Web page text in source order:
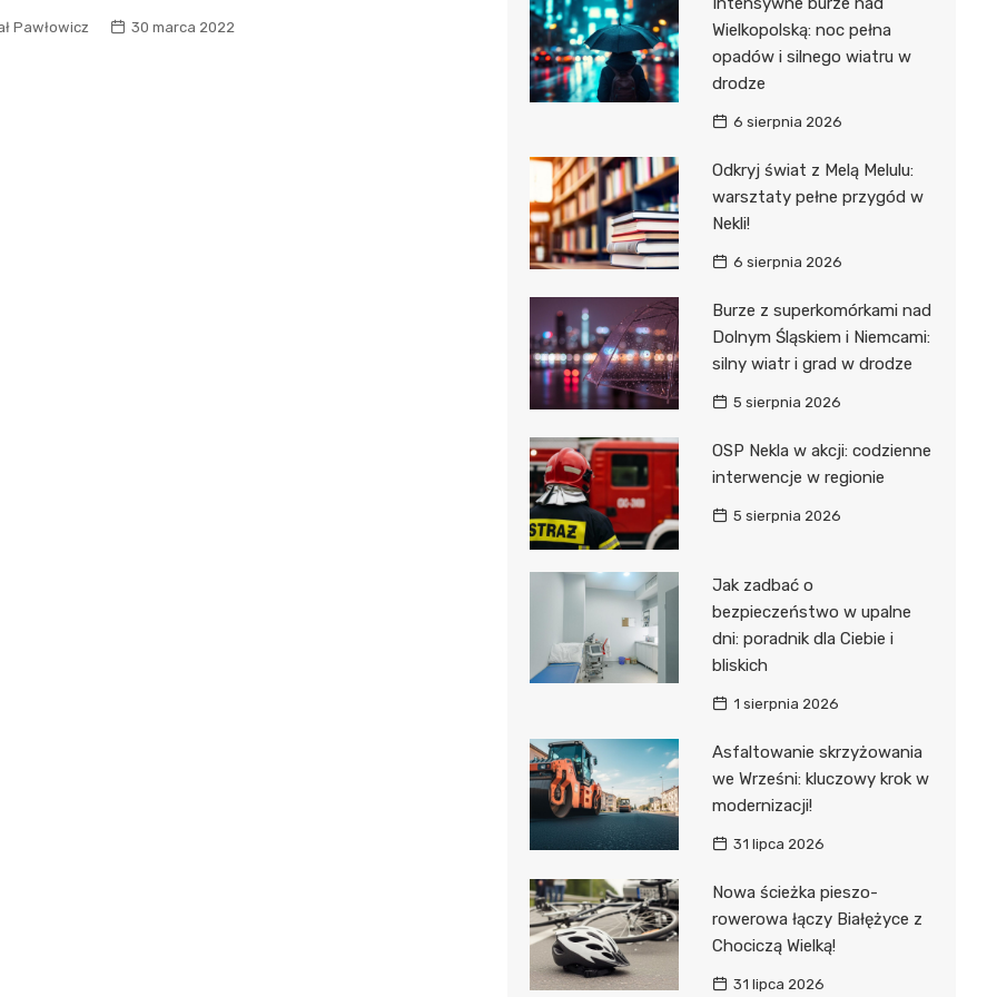
Dzieci Wrzesińskich
Park Miejski im. Dzieci
Wrzesińskich
Jump World Września
Wrzesińska Strefa
Aktywności
Pałac w Miłosławiu
Izba Pamięci Reymonta
Rezerwat Czeszewski Las
Pawłowicz 30 marca 2022
Wielkopolską: noc pełna
opadów i silnego wiatru w
drodze
6 sierpnia 2026
Odkryj świat z Melą Melulu:
warsztaty pełne przygód w
Nekli!
6 sierpnia 2026
Burze z superkomórkami nad
Dolnym Śląskiem i Niemcami:
silny wiatr i grad w drodze
5 sierpnia 2026
OSP Nekla w akcji: codzienne
interwencje w regionie
5 sierpnia 2026
Jak zadbać o
bezpieczeństwo w upalne
dni: poradnik dla Ciebie i
bliskich
1 sierpnia 2026
Asfaltowanie skrzyżowania
we Wrześni: kluczowy krok w
modernizacji!
31 lipca 2026
Nowa ścieżka pieszo-
rowerowa łączy Białężyce z
Chociczą Wielką!
31 lipca 2026